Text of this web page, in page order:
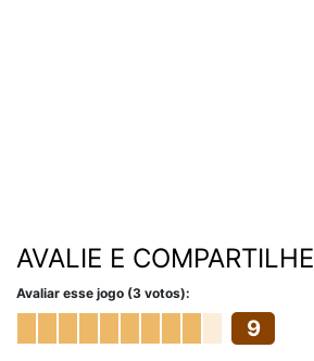
AVALIE E COMPARTILHE
Avaliar esse jogo (3 votos):
9